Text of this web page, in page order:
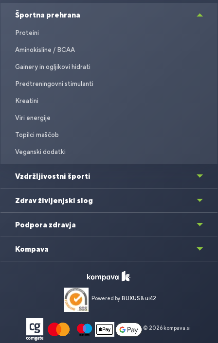
Športna prehrana
Proteini
Aminokisline / BCAA
Gainery in ogljikovi hidrati
Predtreningovni stimulanti
Kreatini
Viri energije
Topilci maščob
Veganski dodatki
Vzdržljivostni športi
Zdrav življenjski slog
Podpora zdravja
Kompava
Powered by BUXUS&ui42
© 2026 kompava.si